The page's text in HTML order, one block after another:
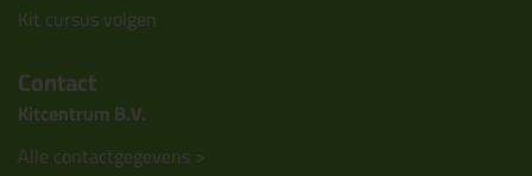
Kit cursus volgen
Contact
Kitcentrum B.V.
Alle contactgegevens >